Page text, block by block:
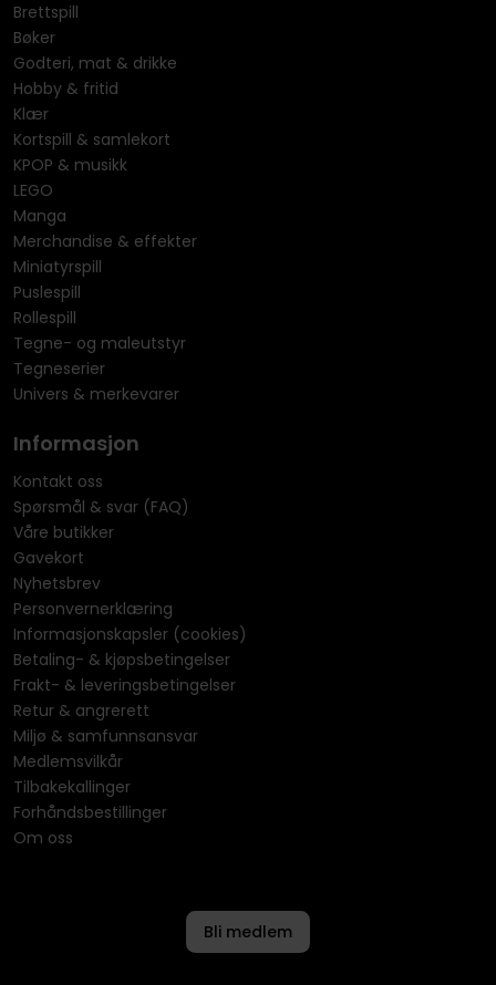
Brettspill
Bøker
Godteri, mat & drikke
Hobby & fritid
Klær
Kortspill & samlekort
KPOP & musikk
LEGO
Manga
Merchandise & effekter
Miniatyrspill
Puslespill
Rollespill
Tegne- og maleutstyr
Tegneserier
Univers & merkevarer
Informasjon
Kontakt oss
Spørsmål & svar (FAQ)
Våre butikker
Gavekort
Nyhetsbrev
Personvernerklæring
Informasjonskapsler (cookies)
Betaling- & kjøpsbetingelser
Frakt- & leveringsbetingelser
Retur & angrerett
Miljø & samfunnsansvar
Medlemsvilkår
Tilbakekallinger
Forhåndsbestillinger
Om oss
Bli medlem